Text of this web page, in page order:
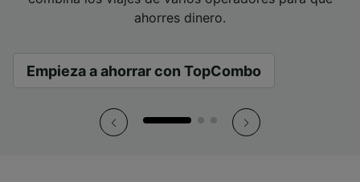
ahorres dinero.
Empieza a ahorrar con TopCombo
ahorres dinero.
Empieza a ahorrar con TopCombo
ahorres dinero.
Empieza a ahorrar con TopCombo